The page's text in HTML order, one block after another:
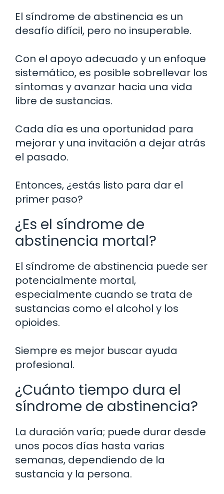
El síndrome de abstinencia es un
desafío difícil, pero no insuperable.
Con el apoyo adecuado y un enfoque
sistemático, es posible sobrellevar los
síntomas y avanzar hacia una vida
libre de sustancias.
Cada día es una oportunidad para
mejorar y una invitación a dejar atrás
el pasado.
Entonces, ¿estás listo para dar el
primer paso?
¿Es el síndrome de
abstinencia mortal?
El síndrome de abstinencia puede ser
potencialmente mortal,
especialmente cuando se trata de
sustancias como el alcohol y los
opioides.
Siempre es mejor buscar ayuda
profesional.
¿Cuánto tiempo dura el
síndrome de abstinencia?
La duración varía; puede durar desde
unos pocos días hasta varias
semanas, dependiendo de la
sustancia y la persona.